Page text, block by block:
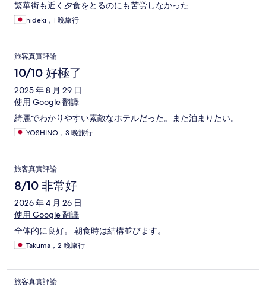
繁華街も近く夕食をとるのにも苦労しなかった
hideki，1 晚旅行
旅客真實評論
10/10 好極了
2025 年 8 月 29 日
使用 Google 翻譯
綺麗でわかりやすい素敵なホテルだった。また泊まりたい。
YOSHINO，3 晚旅行
旅客真實評論
8/10 非常好
2026 年 4 月 26 日
使用 Google 翻譯
全体的に良好。 朝食時は結構並びます。
Takuma，2 晚旅行
旅客真實評論